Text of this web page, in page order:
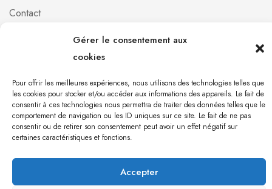
Gérer le consentement aux
cookies
Pour offrir les meilleures expériences, nous utilisons des technologies telles que
les cookies pour stocker et/ou accéder aux informations des appareils. Le fait de
consentir à ces technologies nous permettra de traiter des données telles que le
comportement de navigation ou les ID uniques sur ce site. Le fait de ne pas
consentir ou de retirer son consentement peut avoir un effet négatif sur
certaines caractéristiques et fonctions.
Accepter
Contact
[mailpoet_form id="1"]
Orgonite 971 © 2023 Création du site parBabel
communication